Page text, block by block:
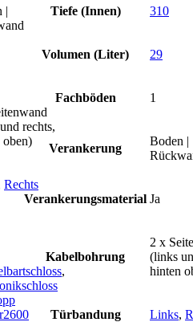
|
rechts,
oben)
Rechts
,
Tiefe (Innen) 310
Volumen (Liter) 29
Fachböden 1
Verankerung
Boden |
Verankerungsmaterial Ja
Kabelbohrung
2 x
(links
hinten
Türbandung Links,